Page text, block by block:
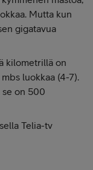
Mutta kun
gigatavua
kilometrillä on
luokkaa (4-7).
se on 500
Telia-tv